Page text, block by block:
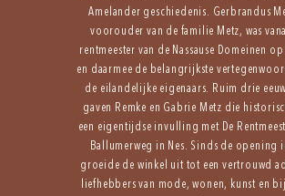
Amelander geschiedenis. Gerbrandus
voorouder van de familie Metz, was
rentmeester van de Nassause Domeinen op
en daarmee de belangrijkste
de eilandelijke eigenaars. Ruim drie
gaven Remke en Gabrie Metz die
een eigentijdse invulling met De
Ballumerweg in Nes. Sinds de opening
groeide de winkel uit tot een vertrouwd
liefhebbers van mode, wonen, kunst en